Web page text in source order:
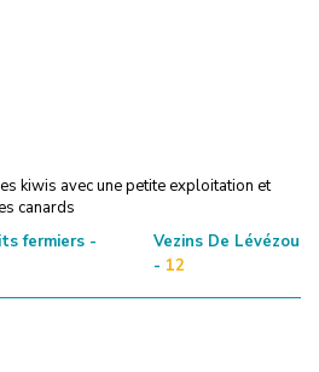
kiwis avec une petite exploitation et
canards
fermiers -
Vezins De Lévézou
- 12